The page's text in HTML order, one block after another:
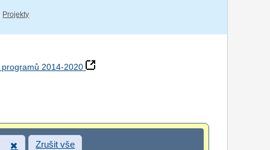
Projekty
2014-2020
Zrušit vše